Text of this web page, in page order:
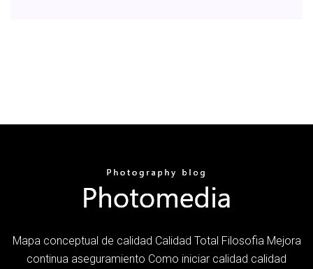
Mapa conceptual de calidad Calidad Total Filosofia Mejora
continua aseguramiento Como iniciar calidad calidad